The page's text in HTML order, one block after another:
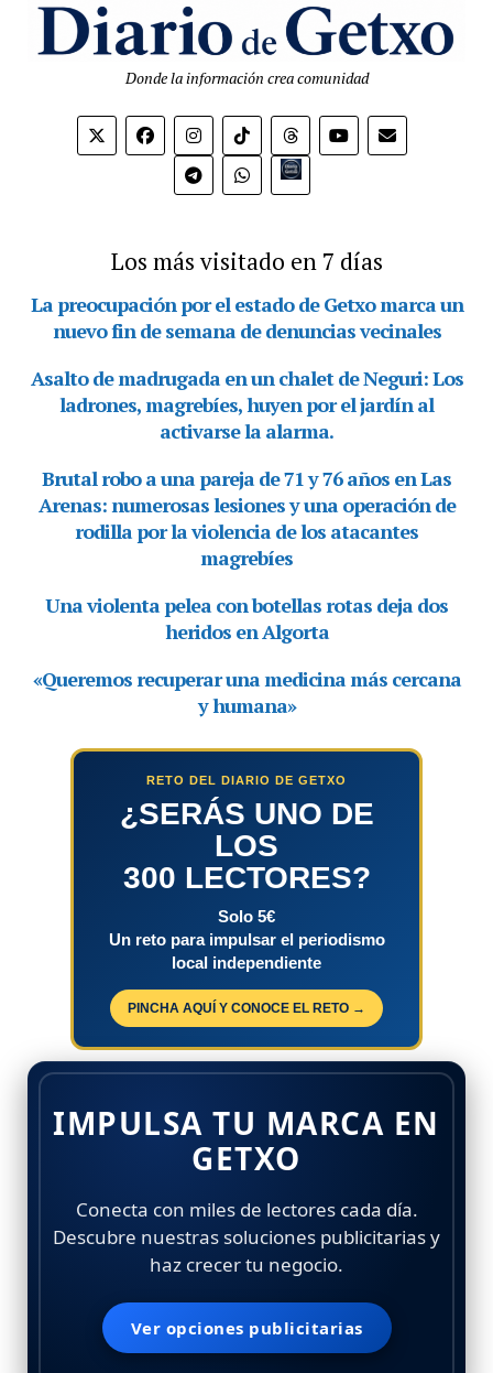
Donde la información crea comunidad
Bio.link
Los más visitado en 7 días
RETO DEL DIARIO DE GETXO
¿SERÁS UNO DE
LOS
300 LECTORES?
Solo 5€
Un reto para impulsar el periodismo
local independiente
PINCHA AQUÍ Y CONOCE EL RETO →
IMPULSA TU MARCA EN
GETXO
Conecta con miles de lectores cada día.
Descubre nuestras soluciones publicitarias y
haz crecer tu negocio.
Ver opciones publicitarias